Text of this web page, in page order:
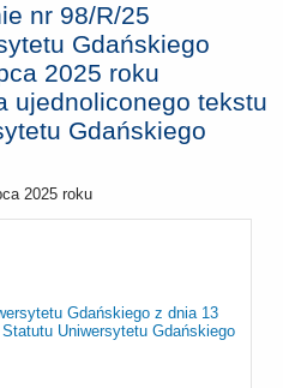
nr 98/R/25
Gdańskiego
2025 roku
ujednoliconego tekstu
Gdańskiego
2025 roku
Gdańskiego z dnia 13
Uniwersytetu Gdańskiego